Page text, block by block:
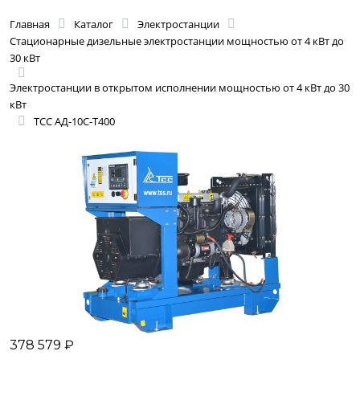
Главная Каталог
Электростанции
Стационарные дизельные электростанции мощностью от 4 кВт до
30 кВт
Электростанции в открытом исполнении мощностью от 4 кВт до 30
кВт
ТСС АД-10С-Т400
378 579 ₽